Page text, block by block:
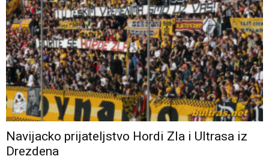
Navijacko prijateljstvo Hordi Zla i Ultrasa iz
Drezdena